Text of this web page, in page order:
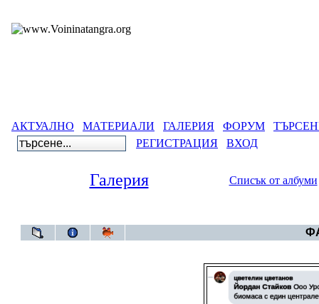
АКТУАЛНО МАТЕРИАЛИ ГАЛЕРИЯ ФОРУМ
РЕГИСТРАЦИЯ
ВХОД
Галерия Списък от албуми